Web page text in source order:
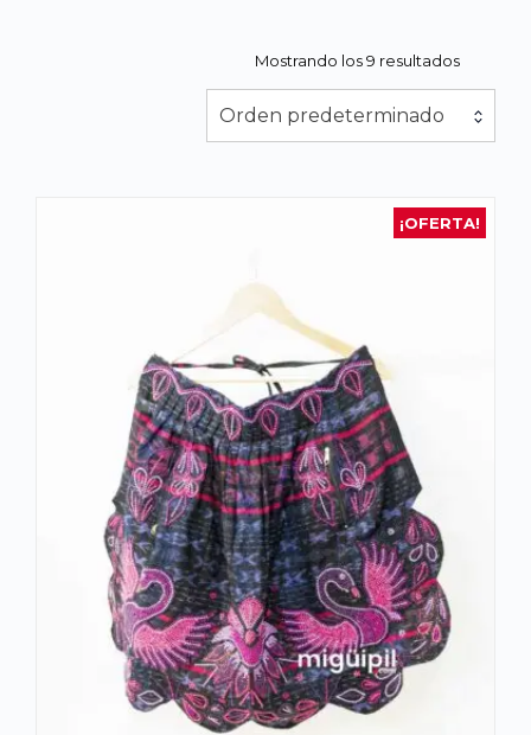
Mostrando los 9 resultados
Orden predeterminado
¡OFERTA!